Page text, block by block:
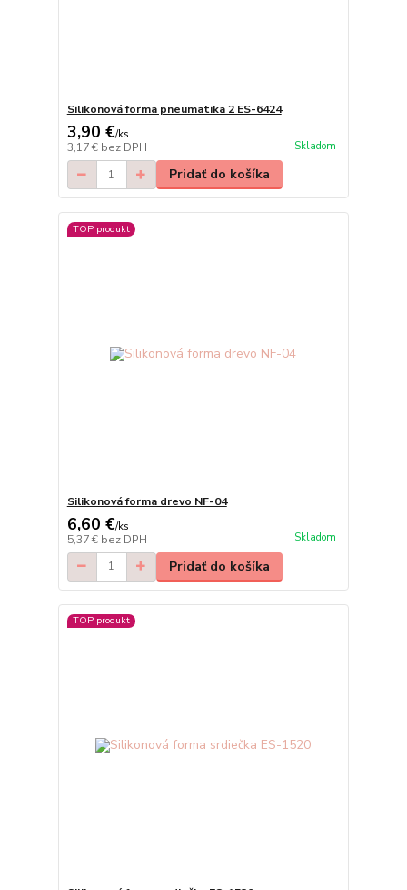
Silikonová forma pneumatika 2 ES-6424
3,90 €/ks
3,17 € bez DPH Skladom
Pridať do košíka
TOP produkt
Silikonová forma drevo NF-04
6,60 €/ks
5,37 € bez DPH Skladom
Pridať do košíka
TOP produkt